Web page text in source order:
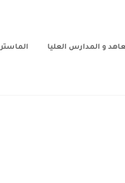
و المدارس العليا الماستر